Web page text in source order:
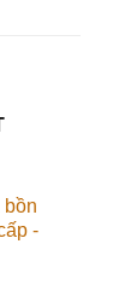
-